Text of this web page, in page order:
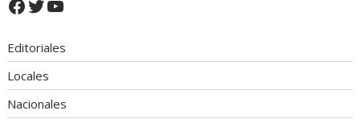
Editoriales
Locales
Nacionales